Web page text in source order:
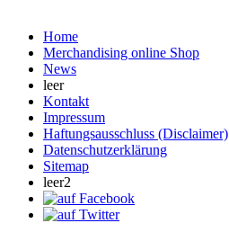
Home
Merchandising online Shop
News
leer
Kontakt
Impressum
Haftungsausschluss (Disclaimer)
Datenschutzerklärung
Sitemap
leer2